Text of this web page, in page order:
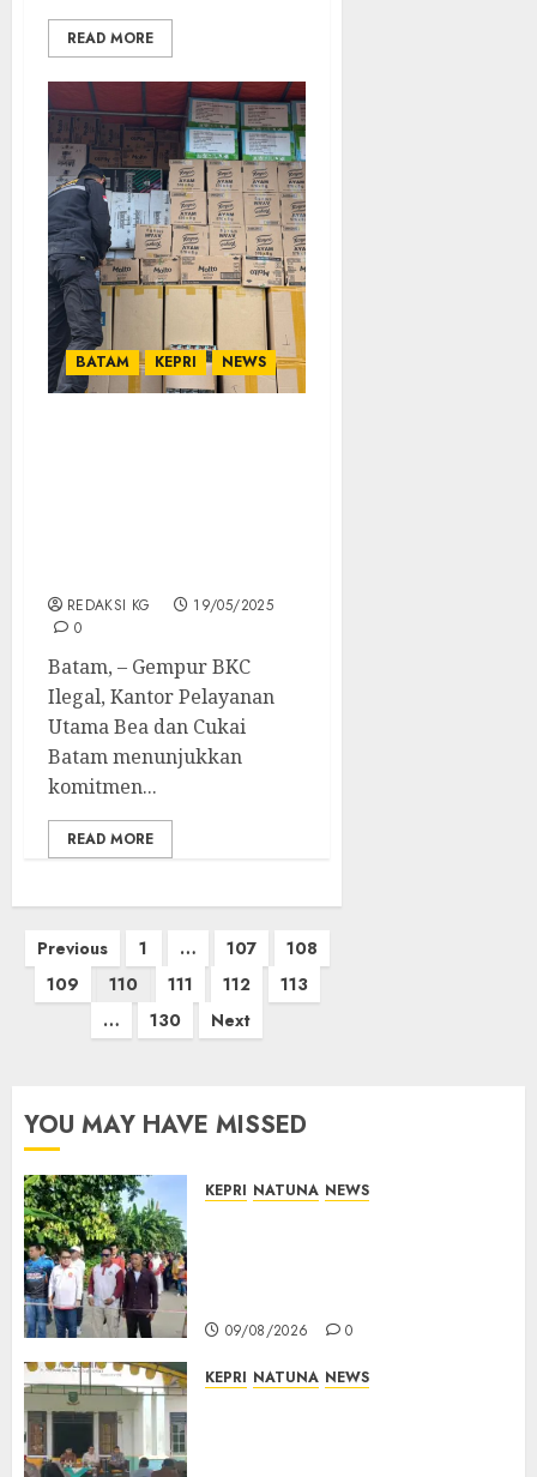
READ MORE
BATAM KEPRI NEWS
REDAKSI KG
19/05/2025
0
Batam, – Gempur BKC
Ilegal, Kantor Pelayanan
Utama Bea dan Cukai
Batam menunjukkan
komitmen...
READ MORE
Posts
pagination
Previous 1 … 107
108
109
110 111 112
113
…
130 Next
YOU MAY HAVE MISSED
KEPRI NATUNA NEWS
09/08/2026 0
KEPRI NATUNA NEWS